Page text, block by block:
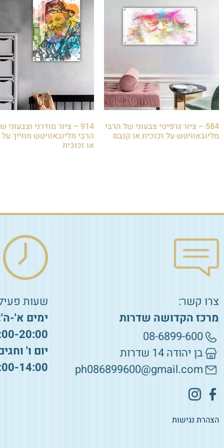
584 – ציור גרפיטי צבעוני של הרבי
מליובאוויטש על זכוכית או קנבס
914 – ציור מודרני וצבעוני
הרבי מליובאוויטש מחייך
או זכוכית
צרו קשר:
מרכז הקדושה שדרות
08-6899-600
בן יהודה 14 שדרות
ph086899600@gmail.com
הצהרת נגישות
שעות
ימים א'-
20:00
יום ו'
14:00